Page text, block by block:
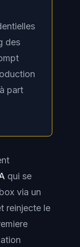
des
part
qui se
via un
reinjecte le